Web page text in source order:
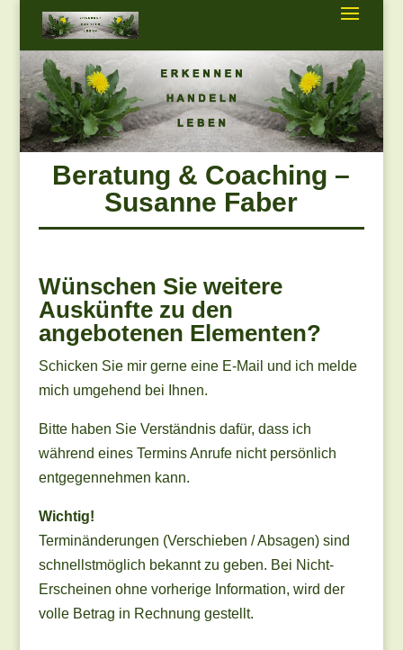
Beratung & Coaching –
Susanne Faber
Wünschen Sie weitere
Auskünfte zu den
angebotenen Elementen?
Schicken Sie mir gerne eine E-Mail und ich melde
mich umgehend bei Ihnen.
Bitte haben Sie Verständnis dafür, dass ich
während eines Termins Anrufe nicht persönlich
entgegennehmen kann.
Wichtig!
Terminänderungen (Verschieben / Absagen) sind
schnellstmöglich bekannt zu geben. Bei Nicht-
Erscheinen ohne vorherige Information, wird der
volle Betrag in Rechnung gestellt.